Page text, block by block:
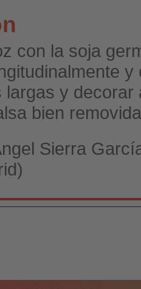
con la soja
largas y
bien
Sierra